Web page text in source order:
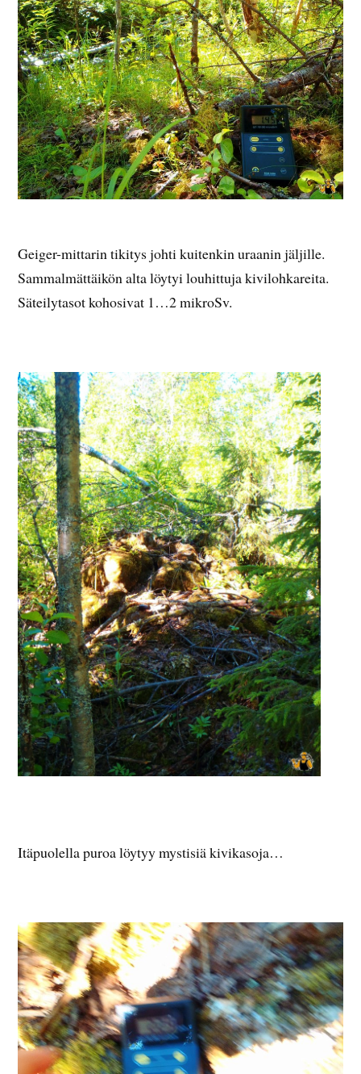
Geiger-mittarin tikitys johti kuitenkin uraanin jäljille.
Sammalmättäikön alta löytyi louhittuja kivilohkareita.
Säteilytasot kohosivat 1…2 mikroSv.
Itäpuolella puroa löytyy mystisiä kivikasoja…